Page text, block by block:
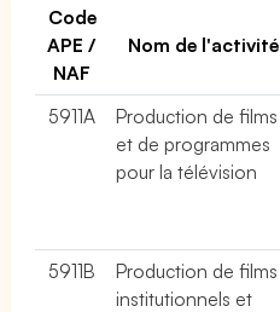
Code
APE /
NAF
Nom de l'activité
5911A
Production de films
et de programmes
pour la télévision
5911B
Production de films
institutionnels et